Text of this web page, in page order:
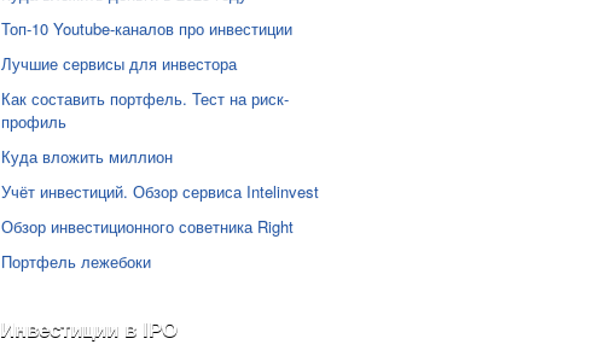
Топ-10 Youtube-каналов про инвестиции
Лучшие сервисы для инвестора
Как составить портфель. Тест на риск-
профиль
Куда вложить миллион
Учёт инвестиций. Обзор сервиса Intelinvest
Обзор инвестиционного советника Right
Портфель лежебоки
Инвестиции в IPO